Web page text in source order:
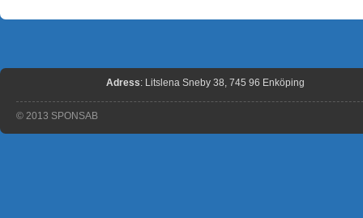
Adress: Litslena Sneby 38, 745 96 Enköping
© 2013 SPONSAB